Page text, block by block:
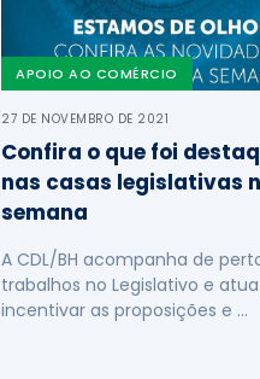
APOIO AO COMÉRCIO
27 DE NOVEMBRO DE 2021
Confira o que foi
nas casas legislativas
semana
A CDL/BH acompanha de
trabalhos no Legislativo e
incentivar as proposições e …